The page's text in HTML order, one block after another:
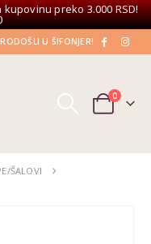
preko 3.000 RSD!
U ŠIFONJER!
0
ŠALOVI